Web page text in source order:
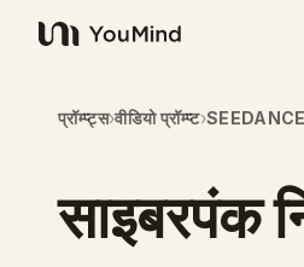
YouMind
प्रॉम्प्ट्स›वीडियो प्रॉम्प्ट›
साइबरपंक